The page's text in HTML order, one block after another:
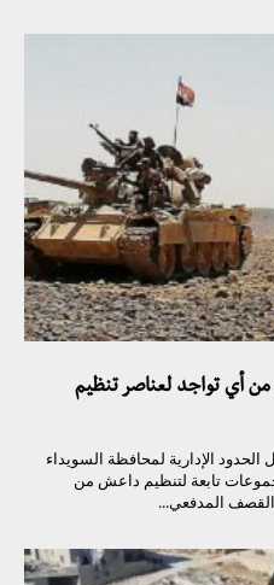
من أي تواجد لعناصر تنظيم
الإدارية لمحافظة السويداء
تابعة لتنظيم داعش من
المدفعي...